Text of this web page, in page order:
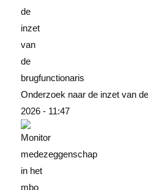
Onderzoek naar de inzet van
2026 - 11:47